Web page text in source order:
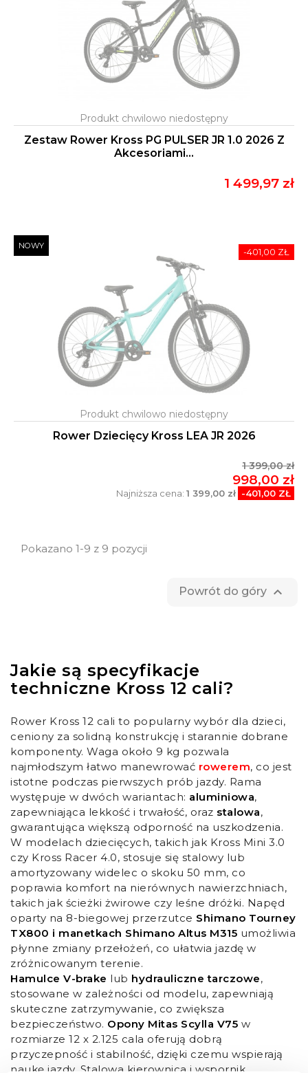
Zestaw Rower Kross PG PULSER JR 1.0 2026 Z
Akcesoriami...
1 499,97 zł
Rower Dziecięcy Kross LEA JR 2026
1 399,00 zł
998,00 zł
Najniższa cena: 1 399,00 zł -401,00 ZŁ
NOWY
-401,00 ZŁ
Pokazano 1-9 z 9 pozycji
Powrót do góry 
Jakie są specyfikacje
techniczne Kross 12 cali?
Rower Kross 12 cali to popularny wybór dla dzieci,
ceniony za solidną konstrukcję i starannie dobrane
komponenty. Waga około 9 kg pozwala
najmłodszym łatwo manewrować rowerem, co jest
istotne podczas pierwszych prób jazdy. Rama
występuje w dwóch wariantach: aluminiowa,
zapewniająca lekkość i trwałość, oraz stalowa,
gwarantująca większą odporność na uszkodzenia.
W modelach dziecięcych, takich jak Kross Mini 3.0
czy Kross Racer 4.0, stosuje się stalowy lub
amortyzowany widelec o skoku 50 mm, co
poprawia komfort na nierównych nawierzchniach,
takich jak ścieżki żwirowe czy leśne dróżki. Napęd
oparty na 8-biegowej przerzutce Shimano Tourney
TX800 i manetkach Shimano Altus M315 umożliwia
płynne zmiany przełożeń, co ułatwia jazdę w
zróżnicowanym terenie.
Hamulce V-brake lub hydrauliczne tarczowe,
stosowane w zależności od modelu, zapewniają
skuteczne zatrzymywanie, co zwiększa
bezpieczeństwo. Opony Mitas Scylla V75 w
rozmiarze 12 x 2.125 cala oferują dobrą
przyczepność i stabilność, dzięki czemu wspierają
naukę jazdy. Stalowa kierownica i wspornik